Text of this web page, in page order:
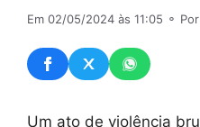
Em 02/05/2024 às 11:05 ⚬ Por
Um ato de violência